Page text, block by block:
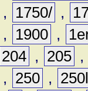
, 1750/ ,
, 1900 ,
204 , 205 ,
, 250 ,